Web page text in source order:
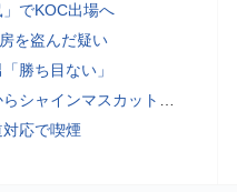
でKOC出場へ
を盗んだ疑い
勝ち目ない」
盗んだ疑い ネットで販売か 無職の男（42）逮捕 岡山県警
応で喫煙